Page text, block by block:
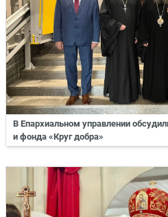
В Епархиальном управлении
и фонда «Круг добра»